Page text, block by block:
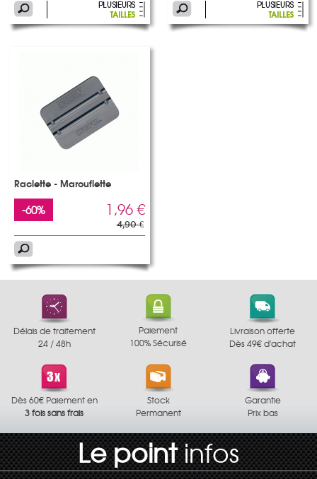
Raclette - Marouflette
-60% 1,96 €
4,90 €
Délais de traitement
24 / 48h
Paiement
100% Sécurisé
Livraison offerte
Dès 49€ d'achat
Dès 60€ Paiement en
3 fois sans frais
Stock
Permanent
Garantie
Prix bas
Le pointinfos